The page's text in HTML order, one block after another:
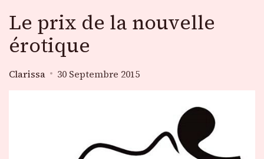
Le prix de la nouvelle
érotique
Clarissa 30 Septembre 2015